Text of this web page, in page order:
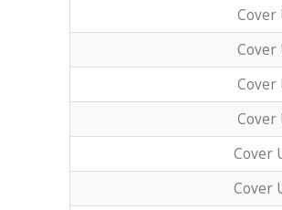
Cover
Cover
Cover
Cover
Cover
Cover